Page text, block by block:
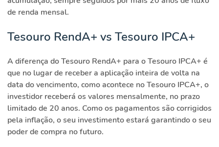
de renda mensal.
Tesouro RendA+ vs Tesouro IPCA+
A diferença do Tesouro RendA+ para o Tesouro IPCA+ é
que no lugar de receber a aplicação inteira de volta na
data do vencimento, como acontece no Tesouro IPCA+, o
investidor receberá os valores mensalmente, no prazo
limitado de 20 anos. Como os pagamentos são corrigidos
pela inflação, o seu investimento estará garantindo o seu
poder de compra no futuro.